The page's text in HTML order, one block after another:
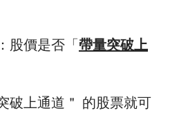
股價是否「帶量突破上
破上通道＂ 的股票就可